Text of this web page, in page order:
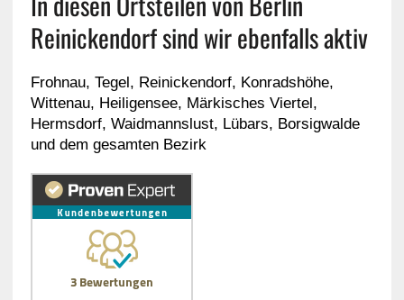
Reinickendorf sind wir ebenfalls aktiv
Frohnau, Tegel, Reinickendorf, Konradshöhe,
Wittenau, Heiligensee, Märkisches Viertel,
Hermsdorf, Waidmannslust, Lübars, Borsigwalde
und dem gesamten Bezirk